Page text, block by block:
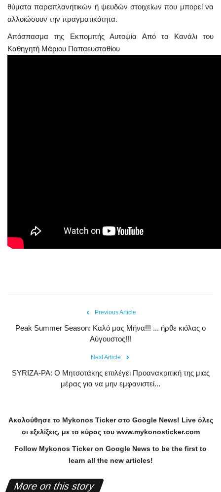
θύματα παραπλανητικών ή ψευδών στοιχείων που μπορεί να
αλλοιώσουν την πραγματικότητα.
Aπόσπασμα της Εκπομπής Αυτοψία Από το Κανάλι του
Καθηγητή Μάριου Παπαευσταθίου
Previous Article
Peak Summer Season: Kαλό μας Μήνα!!! ... ήρθε κιόλας ο
Αύγουστος!!!
Next Article
SYRIZA-PA: Ο Μητσοτάκης επιλέγει Προανακριτική της μιας
μέρας για να μην εμφανιστεί...
Ακολούθησε το Mykonos Tickerστο Google News! Liveόλες
οι εξελίξεις, με το κύρος του www.mykonosticker.com
Follow Mykonos Ticker on Google News to be the first to
learn all the new articles!
More on this story